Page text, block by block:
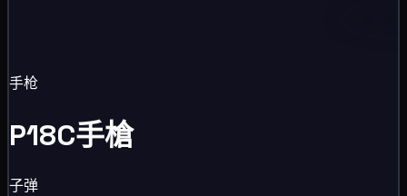
手枪
P18C手槍
子弹